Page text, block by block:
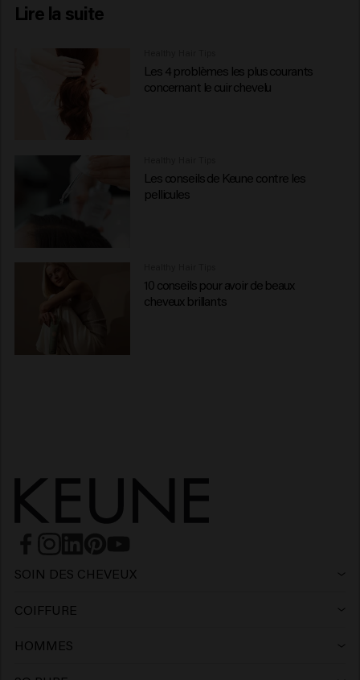
Lire la suite
Les 4 problèmes les plus courants
concernant le cuir chevelu
Les conseils de Keune contre les
pellicules
10 conseils pour avoir de beaux
cheveux brillants
SOIN DES CHEVEUX
COIFFURE
HOMMES